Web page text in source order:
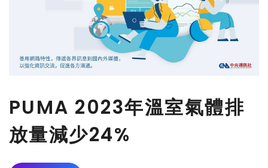
PUMA 2023年溫室氣體排
放量減少24%